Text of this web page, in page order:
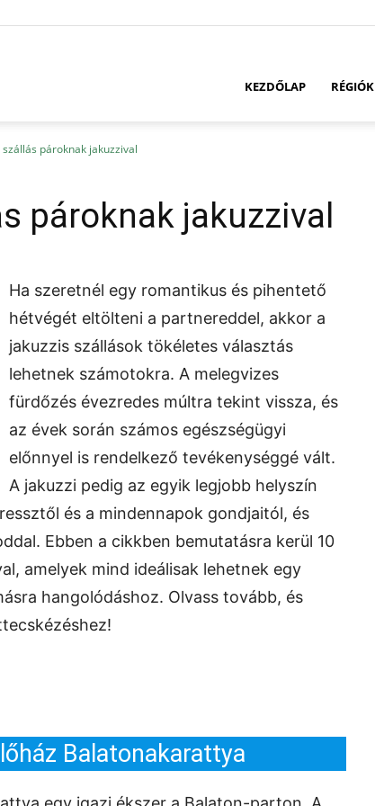
KEZDŐLAP RÉGIÓK
szállás pároknak jakuzzival
pároknak jakuzzival
Ha szeretnél egy romantikus és pihentető
hétvégét eltölteni a partnereddel, akkor a
jakuzzis szállások tökéletes választás
lehetnek számotokra. A melegvizes
fürdőzés évezredes múltra tekint vissza, és
az évek során számos egészségügyi
előnnyel is rendelkező tevékenységgé vált.
A jakuzzi pedig az egyik legjobb helyszín
és a mindennapok gondjaitól, és
Ebben a cikkben bemutatásra kerül 10
amelyek mind ideálisak lehetnek egy
hangolódáshoz. Olvass tovább, és
Balatonakarattya